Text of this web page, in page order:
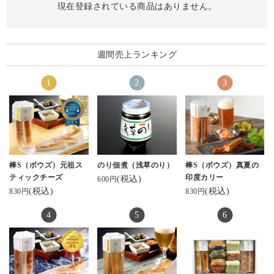
現在登録されている商品はありません。
週間売上ランキング
棒S（ボウズ）元祖ス
ティックチーズ
830円(税込)
のり佃煮（浅草のり）
600円(税込)
棒S（ボウズ）真夏の
印度カリー
830円(税込)